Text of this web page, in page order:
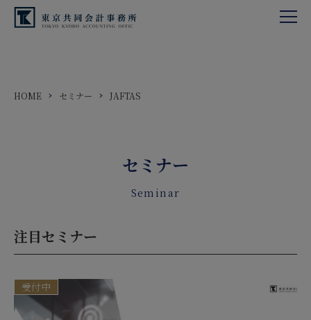
HOME セミナー JAFTAS
セミナー
Seminar
注目セミナー
受付中